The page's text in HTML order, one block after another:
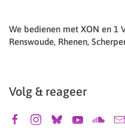
We bedienen met XON en 1
Renswoude, Rhenen,
Volg & reageer